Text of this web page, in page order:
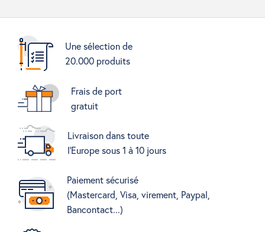
Une sélection de
20.000 produits
Frais de port
gratuit
Livraison dans toute
l'Europe sous 1 à 10 jours
Paiement sécurisé
(Mastercard, Visa, virement, Paypal,
Bancontact...)